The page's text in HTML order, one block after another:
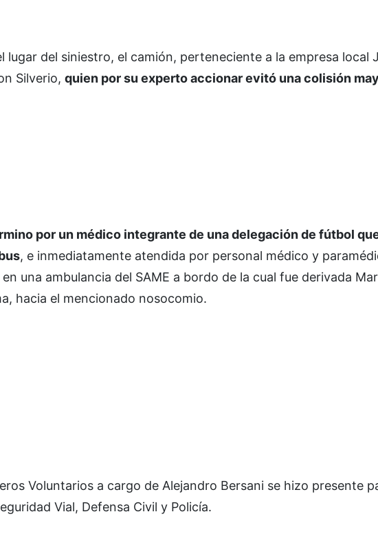
lugar del siniestro, el camión, perteneciente a la empresa local
Silverio, quien por su experto accionar evitó una colisión
por un médico integrante de una delegación de fútbol
, e inmediatamente atendida por personal médico y
una ambulancia del SAME a bordo de la cual fue derivada
hacia el mencionado nosocomio.
Voluntarios a cargo de Alejandro Bersani se hizo presente
Vial, Defensa Civil y Policía.